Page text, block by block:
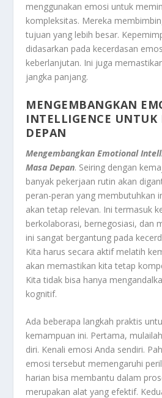
menggunakan emosi untuk
kompleksitas. Mereka
tujuan yang lebih besar.
didasarkan pada kecerdasan
keberlanjutan. Ini juga
jangka panjang.
MENGEMBANGKAN
INTELLIGENCE UNTUK
DEPAN
Mengembangkan Emotional
Masa Depan. Seiring dengan
banyak pekerjaan rutin akan
peran-peran yang membutuhkan
akan tetap relevan. Ini termasuk
berkolaborasi, bernegosiasi, dan
ini sangat bergantung pada
Kita harus secara aktif melatih
akan memastikan kita tetap
Kita tidak bisa hanya
kognitif.
Ada beberapa langkah praktis
kemampuan ini. Pertama,
diri. Kenali emosi Anda sendiri.
emosi tersebut memengaruhi
harian bisa membantu dalam
merupakan alat yang efektif.